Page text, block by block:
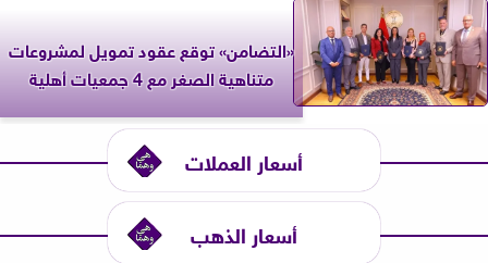
«التضامن» توقع عقود تمويل لمشروعات
متناهية الصغر مع 4 جمعيات أهلية
أسعار العملات
أسعار الذهب